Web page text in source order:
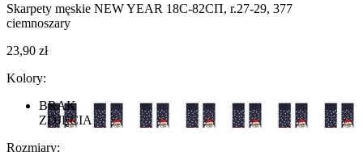
Skarpety męskie NEW YEAR 18С-82СП, r.27-29, 377
ciemnoszary
23,90 zł
Kolory:
BRAK
ZDJĘCIA
Rozmiary: